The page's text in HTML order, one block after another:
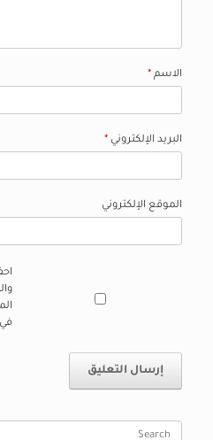
الاسم *
البريد الإلكتروني *
الموقع الإلكتروني
Search